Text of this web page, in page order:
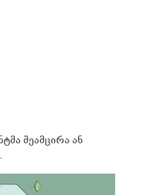
შეამცირა ან